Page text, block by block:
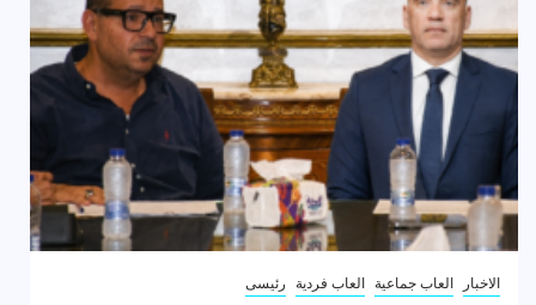
الاخبار العاب جماعية العاب فردية رئيسى